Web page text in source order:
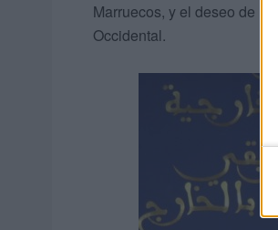
Marruecos, y el deseo de
Occidental.